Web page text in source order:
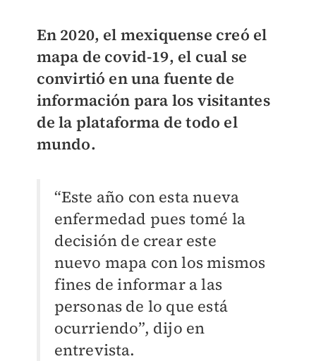
En 2020, el mexiquense creó el
mapa de covid-19, el cual se
convirtió en una fuente de
información para los visitantes
de la plataforma de todo el
mundo.
“Este año con esta nueva
enfermedad pues tomé la
decisión de crear este
nuevo mapa con los mismos
fines de informar a las
personas de lo que está
ocurriendo”, dijo en
entrevista.